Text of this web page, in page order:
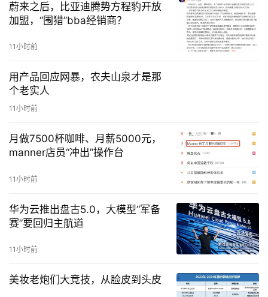
蔚来之后，比亚迪腾势方程豹开放
加盟，“围猎”bba经销商？
11小时前
用产品回应网暴，农夫山泉才是那
个老实人
11小时前
月做7500杯咖啡、月薪5000元，
manner店员“冲出”操作台
11小时前
华为云推出盘古5.0，大模型“军备
赛”要回归主航道
11小时前
美妆老炮们大竞技，从脸皮到头皮